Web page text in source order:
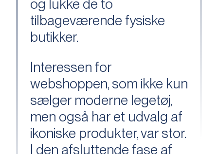
og lukke de to
tilbageværende fysiske
butikker.
Interessen for
webshoppen, som ikke kun
sælger moderne legetøj,
men også har et udvalg af
ikoniske produkter, var stor.
I den afsluttende fase af